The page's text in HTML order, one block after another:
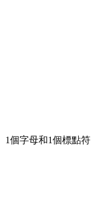
1個字母和1個標點符